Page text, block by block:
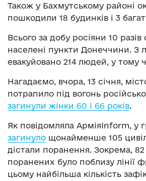
Також у Бахмутському районі
пошкодили 18 будинків і 3
Всього за добу росіяни 10 разів
населені пункти Донеччини. З
евакуйовано 214 людей, у тому
Нагадаємо, вчора, 13 січня,
потрапило під вогонь
загинули жінки 60 і 66 років.
Як повідомляла АрміяInform, у
загинуло щонайменше 105
дістали поранення. Зокрема,
поранених було поблизу лінії
цьому найбільша кількість